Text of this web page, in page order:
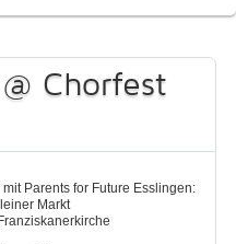
Chorfest
Parents for Future Esslingen:
Markt